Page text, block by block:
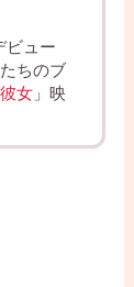
ビュー
ちのブ
女 」映